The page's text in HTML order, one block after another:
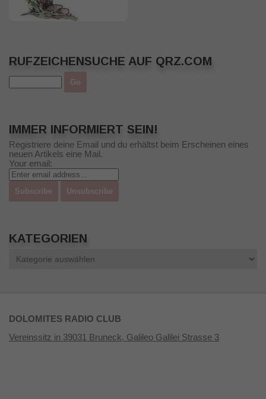
RUFZEICHENSUCHE AUF QRZ.COM
IMMER INFORMIERT SEIN!
Registriere deine Email und du erhältst beim Erscheinen eines
neuen Artikels eine Mail.
Your email:
KATEGORIEN
DOLOMITES RADIO CLUB
Vereinssitz in 39031 Bruneck, Galileo Galilei Strasse 3